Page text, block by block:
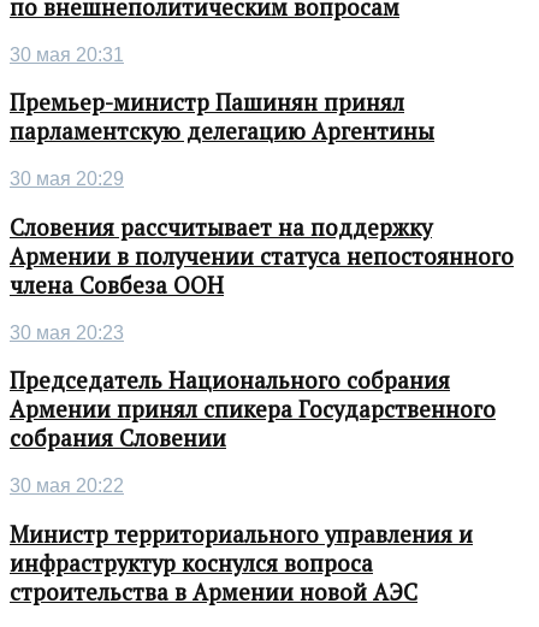
по внешнеполитическим вопросам
30 мая 20:31
Премьер-министр Пашинян принял
парламентскую делегацию Аргентины
30 мая 20:29
Словения рассчитывает на поддержку
Армении в получении статуса непостоянного
члена Совбеза ООН
30 мая 20:23
Председатель Национального собрания
Армении принял спикера Государственного
собрания Словении
30 мая 20:22
Министр территориального управления и
инфраструктур коснулся вопроса
строительства в Армении новой АЭС